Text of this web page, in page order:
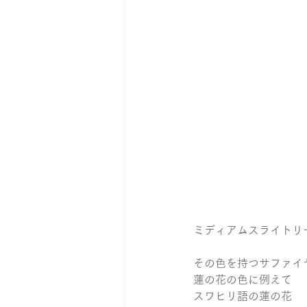
ミディアムスライト
その色を持つサファイ
蓮の花の色に例えて
スワヒリ語の蓮の花